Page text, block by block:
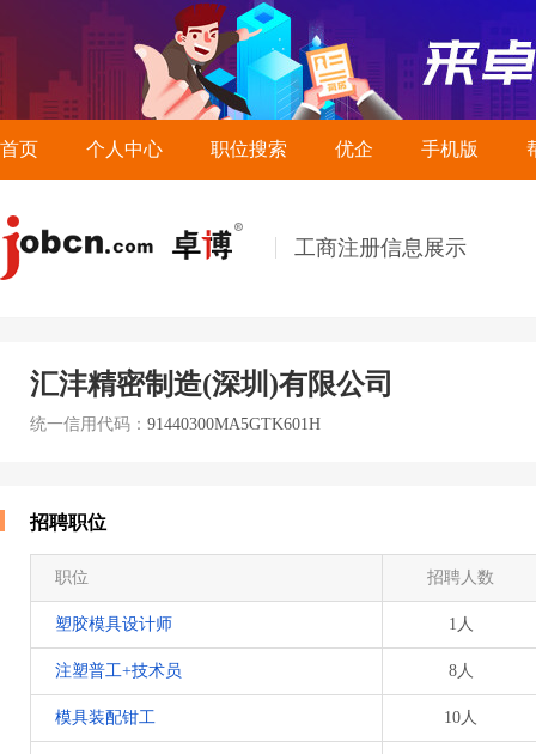
首页 个人中心 职位搜索 优企 手机版
工商注册信息展示
汇沣精密制造(深圳)有限公司
统一信用代码： 91440300MA5GTK601H
招聘职位
职位 招聘人数
塑胶模具设计师 1人
注塑普工+技术员 8人
模具装配钳工 10人